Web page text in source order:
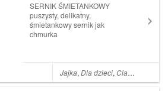
SERNIK ŚMIETANKOWY
puszysty, delikatny,
śmietankowy sernik jak
chmurka
Jajka,Dla dzieci,Ciasta